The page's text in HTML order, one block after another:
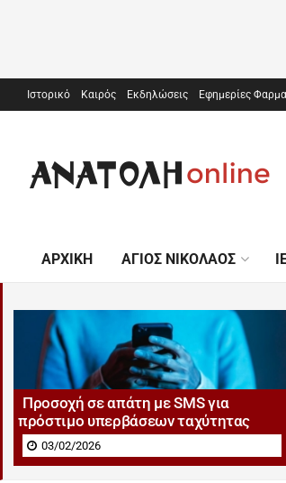
Προσοχή σε απάτη με SMS για
πρόστιμο υπερβάσεων ταχύτητας
03/02/2026
Ιστορικό Καιρός Εκδηλώσεις Εφημερίες
ΑΡΧΙΚΉ ΆΓΙΟΣ ΝΙΚΌΛΑΟΣ